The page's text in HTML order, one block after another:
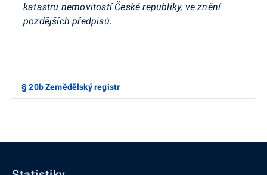
katastru nemovitostí České republiky, ve znění
pozdějších předpisů.
§ 20b Zemědělský registr